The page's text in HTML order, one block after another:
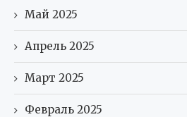
Май 2025
Апрель 2025
Март 2025
Февраль 2025